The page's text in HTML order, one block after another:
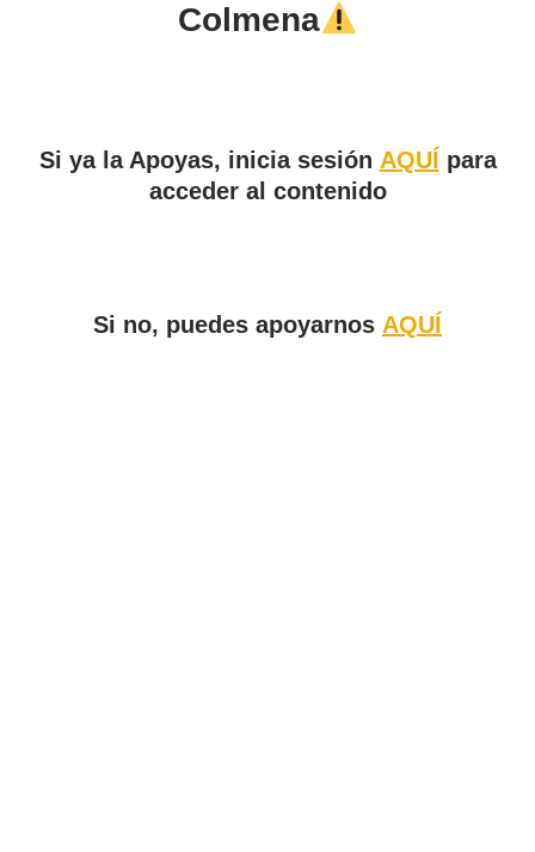
Colmena
Si ya la Apoyas, inicia sesión AQUÍ para
acceder al contenido
Si no, puedes apoyarnos AQUÍ